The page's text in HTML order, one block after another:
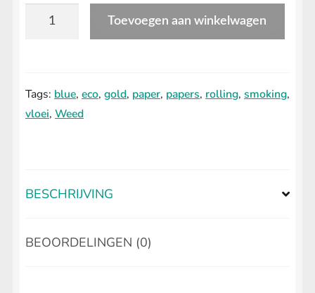
Goedkope
Toevoegen aan winkelwagen
Tags: blue, eco, gold, paper, papers, rolling, smoking,
vloei, Weed
BESCHRIJVING
BEOORDELINGEN (0)